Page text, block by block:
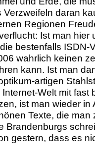
daran
Regionen
Ist man hier
bestenfalls ISDN-
wahrlich keinen
kann. Ist man
artigen
Welt mit fast
ist man wieder in
Texte, die man
Brandenburgs
gestern, dass es